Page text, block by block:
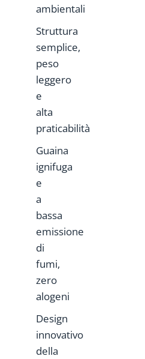
ambientali
Struttura
semplice,
peso
leggero
e
alta
praticabilità
Guaina
ignifuga
e
a
bassa
emissione
di
fumi,
zero
alogeni
Design
innovativo
della